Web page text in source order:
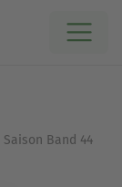
Band 44